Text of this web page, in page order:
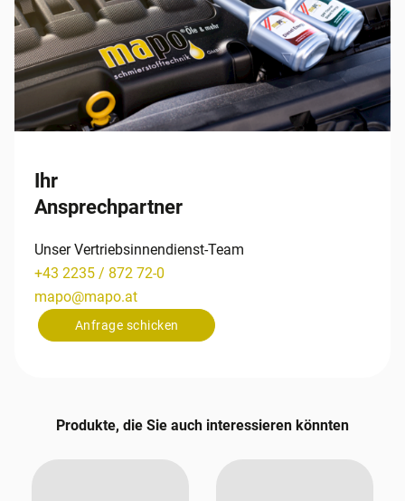
Ihr
Ansprechpartner
Unser Vertriebsinnendienst-Team
+43 2235 / 872 72-0
mapo@mapo.at
Anfrage schicken
Produkte, die Sie auch interessieren könnten